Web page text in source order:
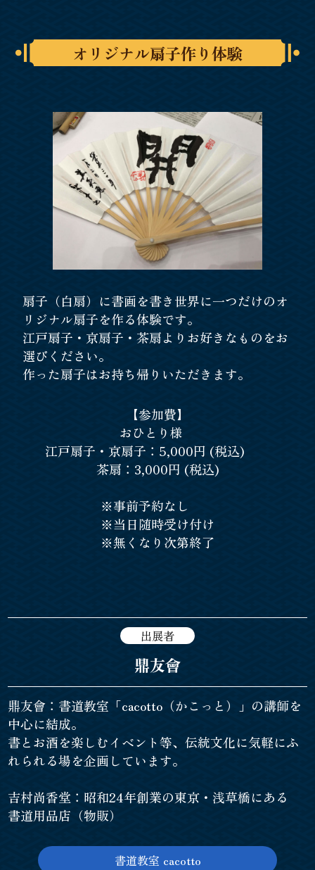
オリジナル扇子作り体験
扇子（白扇）に書画を書き世界に一つだけのオ
リジナル扇子を作る体験です。
江戸扇子・京扇子・茶扇よりお好きなものをお
選びください。
作った扇子はお持ち帰りいただきます。
【参加費】
おひとり様
江戸扇子・京扇子：5,000円 (税込)
茶扇：3,000円 (税込)
※事前予約なし
※当日随時受け付け
※無くなり次第終了
出展者
鼎友會
鼎友會：書道教室「cacotto（かこっと）」の講師を
中心に結成。
書とお酒を楽しむイベント等、伝統文化に気軽にふ
れられる場を企画しています。
吉村尚香堂：昭和24年創業の東京・浅草橋にある
書道用品店（物販）
書道教室 cacotto